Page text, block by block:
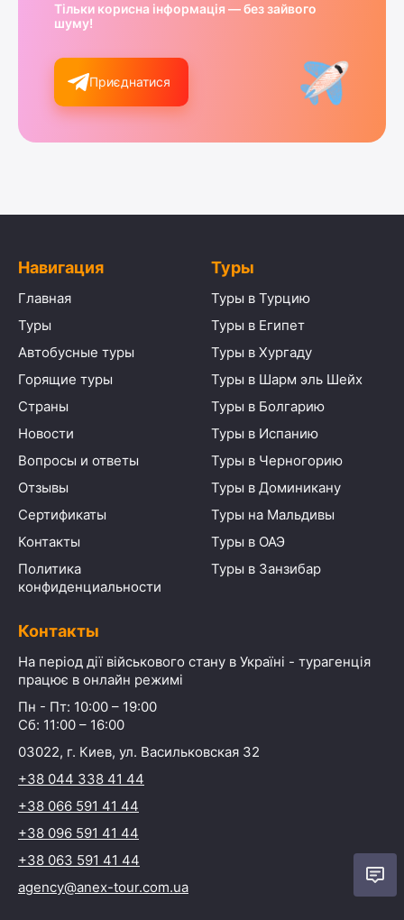
Тільки корисна інформація — без зайвого
шуму!
Приєднатися
Навигация
Главная
Туры
Автобусные туры
Горящие туры
Страны
Новости
Вопросы и ответы
Отзывы
Сертификаты
Контакты
Политика
конфиденциальности
Туры
Туры в Турцию
Туры в Египет
Туры в Хургаду
Туры в Шарм эль Шейх
Туры в Болгарию
Туры в Испанию
Туры в Черногорию
Туры в Доминикану
Туры на Мальдивы
Туры в ОАЭ
Туры в Занзибар
Контакты
На період дії військового стану в Україні - турагенція
працює в онлайн режимі
Пн - Пт: 10:00 – 19:00
Сб: 11:00 – 16:00
03022, г. Киев, ул. Васильковская 32
+38 044 338 41 44
+38 066 591 41 44
+38 096 591 41 44
+38 063 591 41 44
agency@anex-tour.com.ua